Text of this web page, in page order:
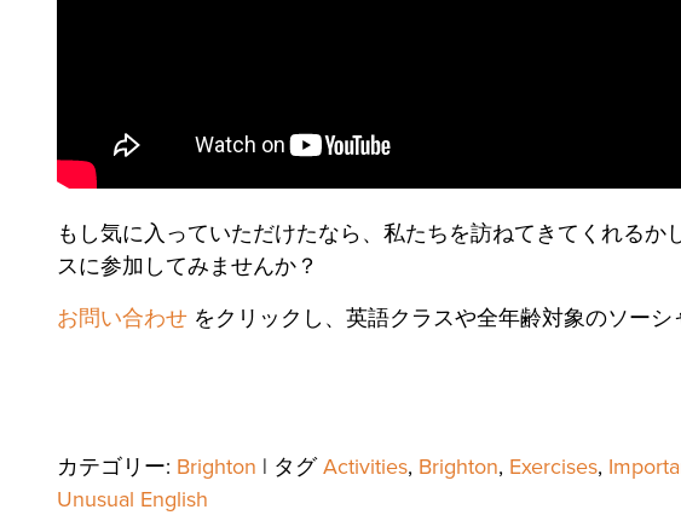
もし気に入っていただけたなら、私たちを訪ねてきてくれる
スに参加してみませんか？
お問い合わせ をクリックし、英語クラスや全年齢対象のソー
カテゴリー: Brighton | タグActivities, Brighton, Exercises,
Unusual English